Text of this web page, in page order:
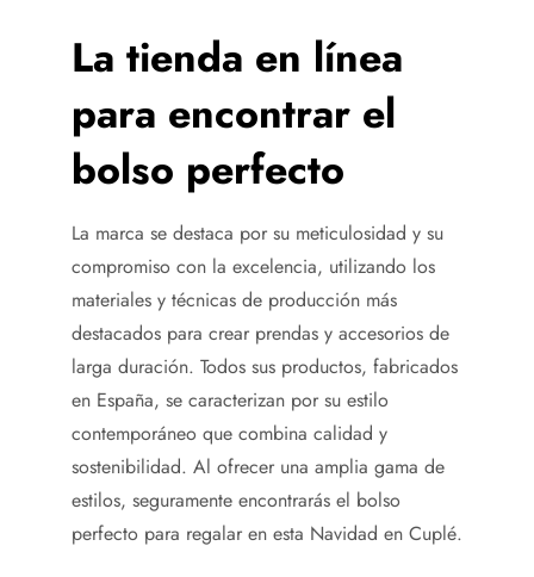
La tienda en línea
para encontrar el
bolso perfecto
La marca se destaca por su meticulosidad y su
compromiso con la excelencia, utilizando los
materiales y técnicas de producción más
destacados para crear prendas y accesorios de
larga duración. Todos sus productos, fabricados
en España, se caracterizan por su estilo
contemporáneo que combina calidad y
sostenibilidad. Al ofrecer una amplia gama de
estilos, seguramente encontrarás el bolso
perfecto para regalar en esta Navidad en Cuplé.